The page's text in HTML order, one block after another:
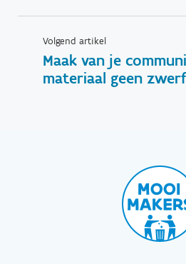
Volgend artikel
Maak van je
materiaal geen